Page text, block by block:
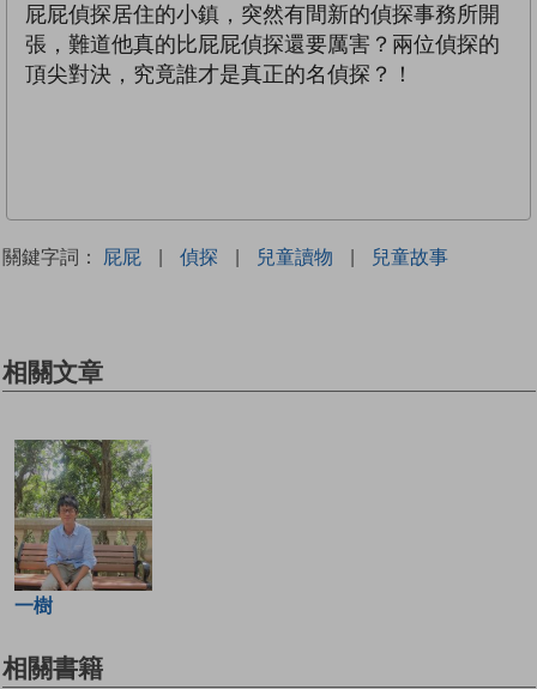
屁屁偵探居住的小鎮，突然有間新的偵探事務所開
張，難道他真的比屁屁偵探還要厲害？兩位偵探的
頂尖對決，究竟誰才是真正的名偵探？！
關鍵字詞： 屁屁 | 偵探 | 兒童讀物 | 兒童故事
相關文章
一樹
相關書籍